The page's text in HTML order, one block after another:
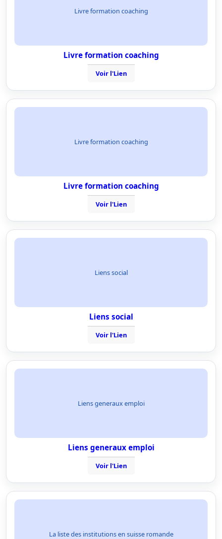
Livre formation coaching
Livre formation coaching
Voir l'Lien
Livre formation coaching
Livre formation coaching
Voir l'Lien
Liens social
Liens social
Voir l'Lien
Liens generaux emploi
Liens generaux emploi
Voir l'Lien
La liste des institutions en suisse romande